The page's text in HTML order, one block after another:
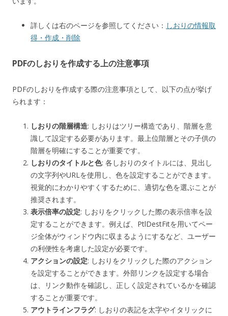
詳しくは右のページを参照してください： しおりの情報取
得・作成・削除
PDFのしおりを作成する上の注意事項
PDFのしおりを作成する際の注意事項として、以下の点が挙げ
られます：
しおりの階層構造: しおりはツリー構造であり、階層を意
識して設定する必要があります。最上位階層とその子供の
階層を明確にすることが重要です。
しおりのタイトルと色: 各しおりのタイトルには、見出し
の文字列やURLを使用し、色を設定することができます。
視覚的にわかりやすくするために、適切な色を選ぶことが
推奨されます。
表示倍率の設定: しおりをクリックした際の表示倍率を設
定することができます。例えば、PtlDestFitを用いてペー
ジ全体がウィンドウ内に収まるようにするなど、ユーザー
の利便性を考慮した設定が必要です。
アクションの設定: しおりをクリックした際のアクション
を設定することができます。外部リンクを設定する場合
は、リンク動作を確認し、正しく設定されているかを確認
することが重要です。
アウトラインフラグ: しおりの表記を太字やイタリックに